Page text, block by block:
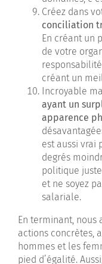
Créez dans
conciliation
En créant un
de votre
créant un
Incroyable
ayant un
apparence
est aussi vrai
degrés
politique
et ne soyez
salariale.
En terminant,
actions concrètes,
hommes et les
pied d’égalité.